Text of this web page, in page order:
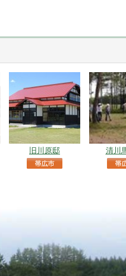
旧川原邸 清川